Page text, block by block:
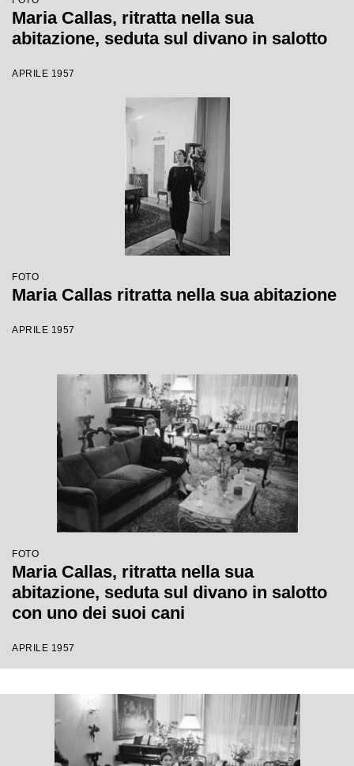
Maria Callas, ritratta nella sua
abitazione, seduta sul divano in salotto
APRILE 1957
FOTO
Maria Callas ritratta nella sua abitazione
APRILE 1957
FOTO
Maria Callas, ritratta nella sua
abitazione, seduta sul divano in salotto
con uno dei suoi cani
APRILE 1957